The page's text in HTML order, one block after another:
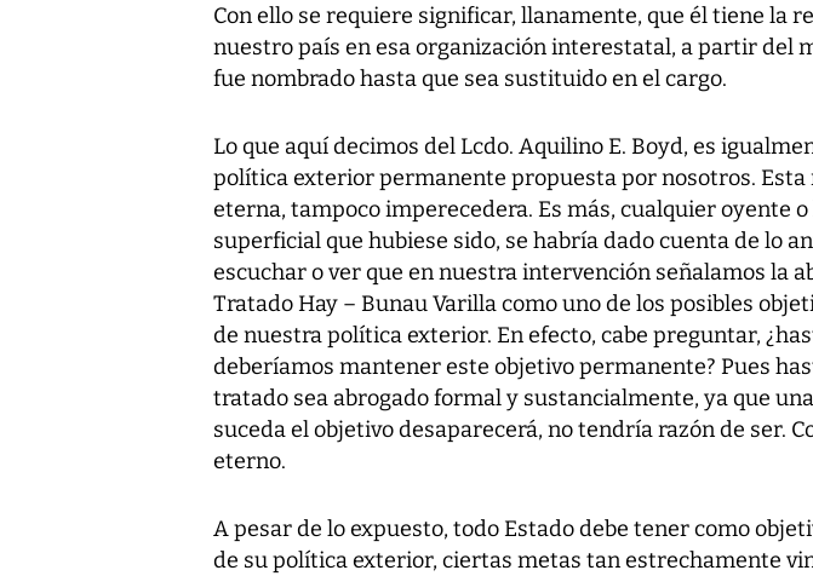
Con ello se requiere significar, llanamente, que él tiene la
nuestro país en esa organización interestatal, a partir del
fue nombrado hasta que sea sustituido en el cargo.
Lo que aquí decimos del Lcdo. Aquilino E. Boyd, es
política exterior permanente propuesta por nosotros. Esta
eterna, tampoco imperecedera. Es más, cualquier oyente
superficial que hubiese sido, se habría dado cuenta de lo
escuchar o ver que en nuestra intervención señalamos la
Tratado Hay – Bunau Varilla como uno de los posibles
de nuestra política exterior. En efecto, cabe preguntar,
deberíamos mantener este objetivo permanente? Pues
tratado sea abrogado formal y sustancialmente, ya que
suceda el objetivo desaparecerá, no tendría razón de ser.
eterno.
A pesar de lo expuesto, todo Estado debe tener como
de su política exterior, ciertas metas tan estrechamente